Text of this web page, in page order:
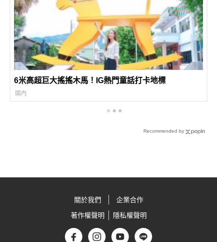
6米高超巨大搖搖木馬！IG熱門童話打卡地標
國內
Recommended by
關於我們
企業合作
著作權聲明
隱私權聲明